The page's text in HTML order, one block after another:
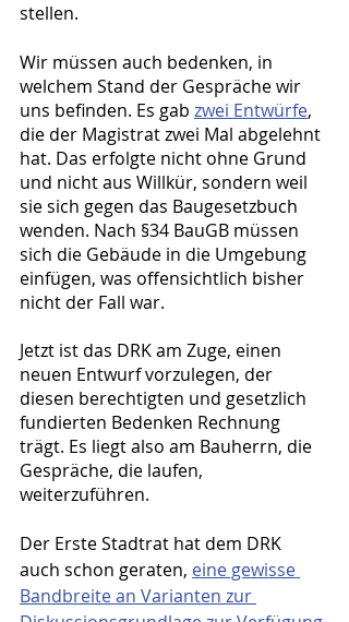
stellen.
Wir müssen auch bedenken, in
welchem Stand der Gespräche wir
uns befinden. Es gab zwei Entwürfe,
die der Magistrat zwei Mal abgelehnt
hat. Das erfolgte nicht ohne Grund
und nicht aus Willkür, sondern weil
sie sich gegen das Baugesetzbuch
wenden. Nach §34 BauGB müssen
sich die Gebäude in die Umgebung
einfügen, was offensichtlich bisher
nicht der Fall war.
Jetzt ist das DRK am Zuge, einen
neuen Entwurf vorzulegen, der
diesen berechtigten und gesetzlich
fundierten Bedenken Rechnung
trägt. Es liegt also am Bauherrn, die
Gespräche, die laufen,
weiterzuführen.
Der Erste Stadtrat hat dem DRK
auch schon geraten, eine gewisse
Bandbreite an Varianten zur